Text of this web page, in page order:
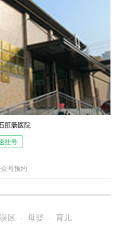
肛肠医院
挂号
号预约
误区 · 母婴 · 育儿